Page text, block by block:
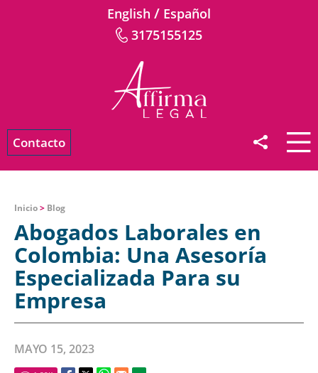
English / Español
3175155125
Contacto
Inicio> Blog
Abogados Laborales en
Colombia: Una Asesoría
Especializada Para su
Empresa
MAYO 15, 2023